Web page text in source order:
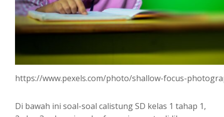
https://www.pexels.com/photo/shallow-focus-
Di bawah ini soal-soal calistung SD kelas 1 tahap 1,